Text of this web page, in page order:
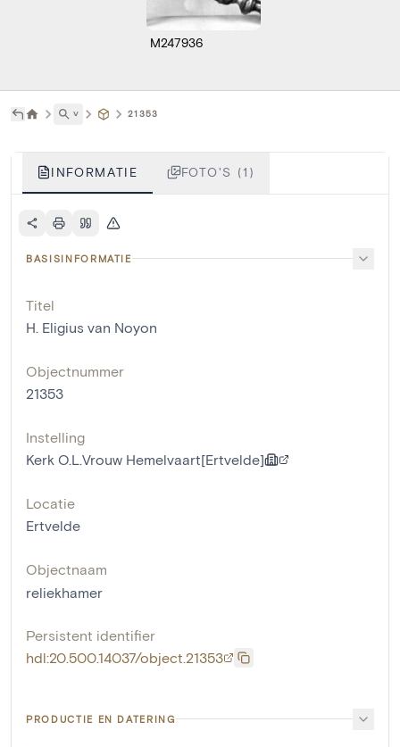
M247936
˅ 21353
INFORMATIE FOTO'S (1)
BASISINFORMATIE
Titel
H. Eligius van Noyon
Objectnummer
21353
Instelling
Kerk O.L.Vrouw Hemelvaart[Ertvelde]
Locatie
Ertvelde
Objectnaam
reliekhamer
Persistent identifier
hdl:20.500.14037/object.21353
PRODUCTIE EN DATERING